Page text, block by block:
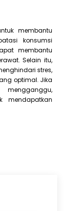
membantu
konsumsi
membantu
Selain itu,
stres,
optimal. Jika
mendapatkan